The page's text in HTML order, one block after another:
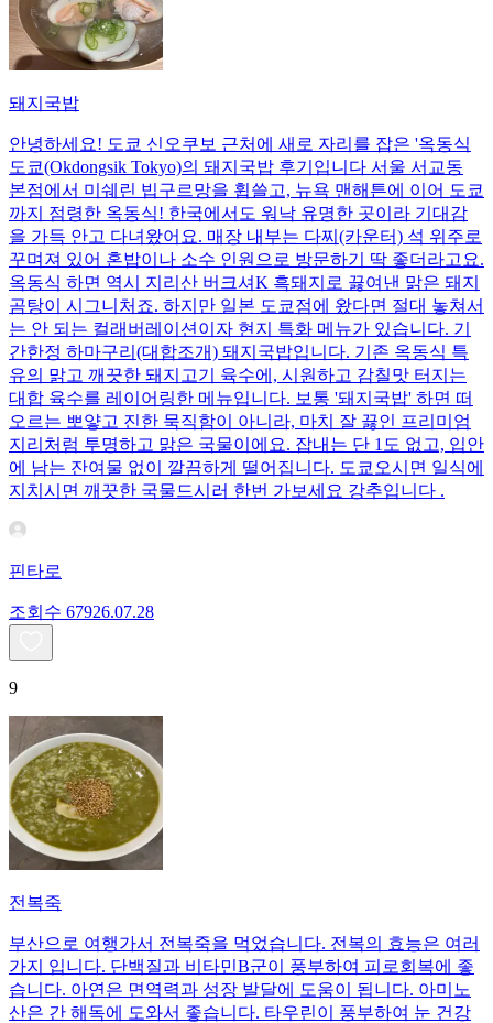
돼지국밥
안녕하세요! 도쿄 신오쿠보 근처에 새로 자리를 잡은 '옥동식
도쿄(Okdongsik Tokyo)의 돼지국밥 후기입니다 서울 서교동
본점에서 미쉐린 빕구르망을 휩쓸고, 뉴욕 맨해튼에 이어 도쿄
까지 점령한 옥동식! 한국에서도 워낙 유명한 곳이라 기대감
을 가득 안고 다녀왔어요. 매장 내부는 다찌(카운터) 석 위주로
꾸며져 있어 혼밥이나 소수 인원으로 방문하기 딱 좋더라고요.
옥동식 하면 역시 지리산 버크셔K 흑돼지로 끓여낸 맑은 돼지
곰탕이 시그니처죠. 하지만 일본 도쿄점에 왔다면 절대 놓쳐서
는 안 되는 컬래버레이션이자 현지 특화 메뉴가 있습니다. 기
간한정 하마구리(대합조개) 돼지국밥입니다. 기존 옥동식 특
유의 맑고 깨끗한 돼지고기 육수에, 시원하고 감칠맛 터지는
대합 육수를 레이어링한 메뉴입니다. 보통 '돼지국밥' 하면 떠
오르는 뽀얗고 진한 묵직함이 아니라, 마치 잘 끓인 프리미엄
지리처럼 투명하고 맑은 국물이에요. 잡내는 단 1도 없고, 입안
에 남는 잔여물 없이 깔끔하게 떨어집니다. 도쿄오시면 일식에
지치시면 깨끗한 국물드시러 한번 가보세요 강추입니다 .
핀타로
조회수 67926.07.28
9
전복죽
부산으로 여행가서 전복죽을 먹었습니다. 전복의 효능은 여러
가지 입니다. 단백질과 비타민B군이 풍부하여 피로회복에 좋
습니다. 아연은 면역력과 성장 발달에 도움이 됩니다. 아미노
산은 간 해독에 도와서 좋습니다. 타우린이 풍부하여 눈 건강